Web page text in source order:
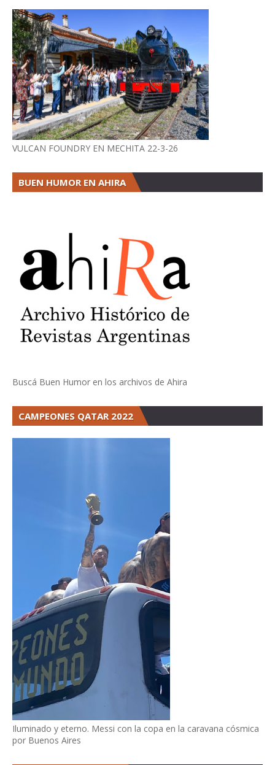
VULCAN FOUNDRY EN MECHITA 22-3-26
BUEN HUMOR EN AHIRA
Buscá Buen Humor en los archivos de Ahira
CAMPEONES QATAR 2022
Iluminado y eterno. Messi con la copa en la caravana cósmica
por Buenos Aires